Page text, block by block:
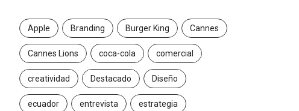
Apple Branding Burger King Cannes
Cannes Lions coca-cola comercial
creatividad Destacado Diseño
ecuador entrevista estrategia